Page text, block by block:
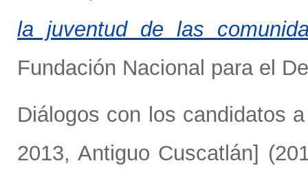
la juventud de las
Fundación Nacional para el
Diálogos con los candidatos
2013, Antiguo Cuscatlán]